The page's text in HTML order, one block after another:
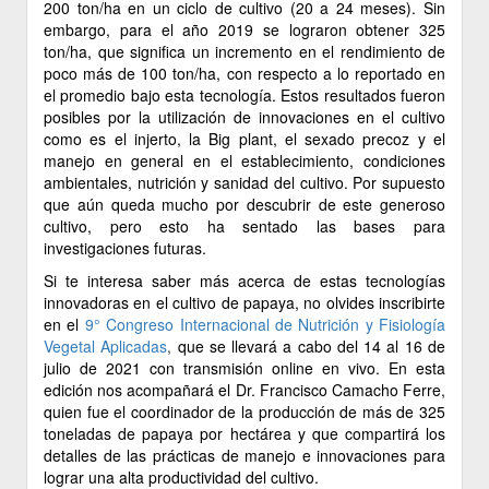
200 ton/ha en un ciclo de cultivo (20 a 24 meses). Sin
embargo, para el año 2019 se lograron obtener 325
ton/ha, que significa un incremento en el rendimiento de
poco más de 100 ton/ha, con respecto a lo reportado en
el promedio bajo esta tecnología. Estos resultados fueron
posibles por la utilización de innovaciones en el cultivo
como es el injerto, la Big plant, el sexado precoz y el
manejo en general en el establecimiento, condiciones
ambientales, nutrición y sanidad del cultivo. Por supuesto
que aún queda mucho por descubrir de este generoso
cultivo, pero esto ha sentado las bases para
investigaciones futuras.
Si te interesa saber más acerca de estas tecnologías
innovadoras en el cultivo de papaya, no olvides inscribirte
en el 9° Congreso Internacional de Nutrición y Fisiología
Vegetal Aplicadas, que se llevará a cabo del 14 al 16 de
julio de 2021 con transmisión online en vivo. En esta
edición nos acompañará el Dr. Francisco Camacho Ferre,
quien fue el coordinador de la producción de más de 325
toneladas de papaya por hectárea y que compartirá los
detalles de las prácticas de manejo e innovaciones para
lograr una alta productividad del cultivo.